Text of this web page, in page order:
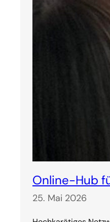
Online-Hub
25. Mai 2026